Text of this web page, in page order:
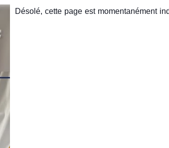
Désolé, cette page est momentanément